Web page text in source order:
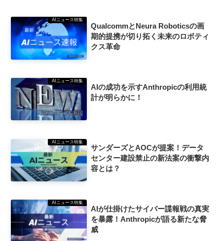
AIニュース特集
QualcommとNeura Roboticsの画
期的提携が切り拓く未来のロボティ
クス革命
AIニュース特集
AIの成功を示すAnthropicの利用統
計が明らかに！
AIニュース特集
サンダーズとAOCが提案！データ
センター建設禁止の新法案の衝撃内
容とは？
AIニュース特集
AIが仕掛けたサイバー諜報戦の真実
を暴露！Anthropicが語る新たな脅
威